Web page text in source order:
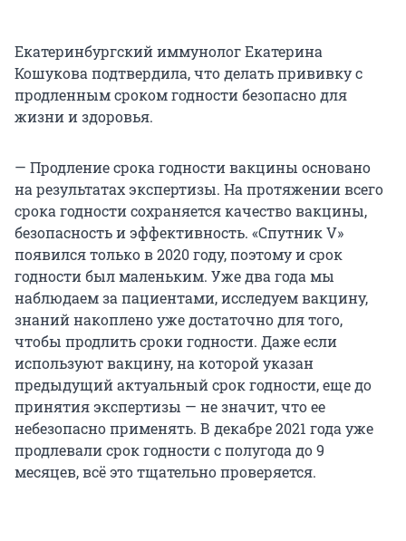
Екатеринбургский иммунолог Екатерина
Кошукова подтвердила, что делать прививку с
продленным сроком годности безопасно для
жизни и здоровья.
— Продление срока годности вакцины основано
на результатах экспертизы. На протяжении всего
срока годности сохраняется качество вакцины,
безопасность и эффективность. «Спутник V»
появился только в 2020 году, поэтому и срок
годности был маленьким. Уже два года мы
наблюдаем за пациентами, исследуем вакцину,
знаний накоплено уже достаточно для того,
чтобы продлить сроки годности. Даже если
используют вакцину, на которой указан
предыдущий актуальный срок годности, еще до
принятия экспертизы — не значит, что ее
небезопасно применять. В декабре 2021 года уже
продлевали срок годности с полугода до 9
месяцев, всё это тщательно проверяется.